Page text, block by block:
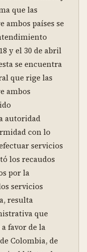
que las
ambos países se
y el 30 de abril
se encuentra
que rige las
ambos
autoridad
con lo
servicios
los recaudos
por la
servicios
resulta
que
favor de la
Colombia, de